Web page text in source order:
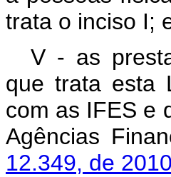
trata o inciso I;
V - as
que trata esta
com as IFES e
Agências
12.349, de